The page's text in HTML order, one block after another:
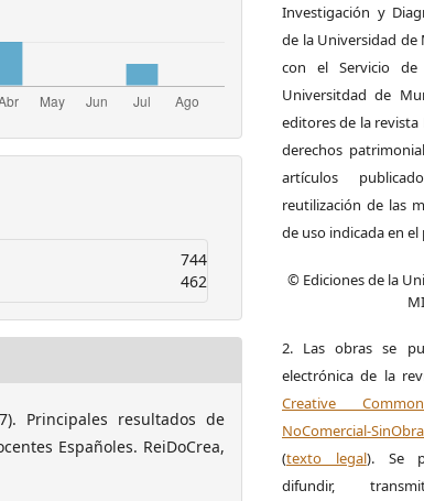
744
462
Principales resultados de
Españoles. ReiDoCrea,
Investigación y
de la Universidad de
con el Servicio de
Universitdad de
editores de la revista
derechos
artículos
reutilización de las
de uso indicada en
© Ediciones de la
2. Las obras se
electrónica de la
Creative
NoComercial-
(texto legal). Se
difundir,